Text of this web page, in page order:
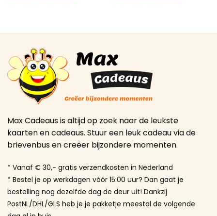
Max Cadeaus is altijd op zoek naar de leukste
kaarten en cadeaus. Stuur een leuk cadeau via de
brievenbus en creëer bijzondere momenten.
* Vanaf € 30,- gratis verzendkosten in Nederland
* Bestel je op werkdagen vóór 15:00 uur? Dan gaat je
bestelling nog dezelfde dag de deur uit! Dankzij
PostNL/DHL/GLS heb je je pakketje meestal de volgende